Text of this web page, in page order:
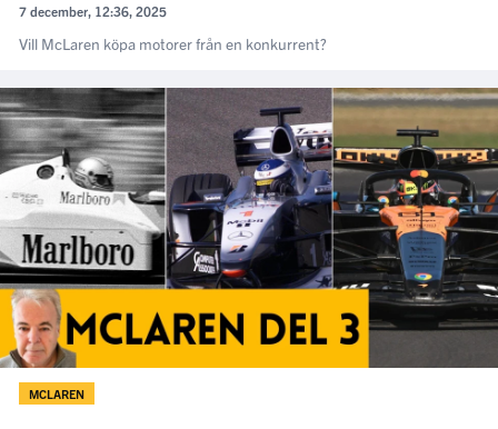
7 december, 12:36, 2025
Vill McLaren köpa motorer från en konkurrent?
MCLAREN